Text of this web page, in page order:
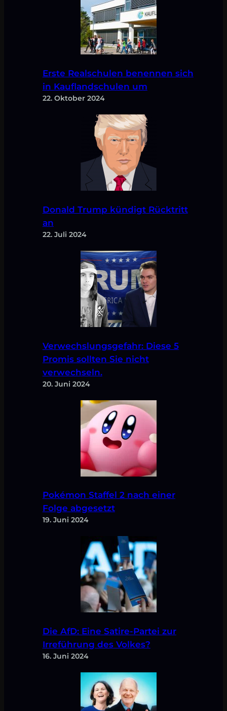
Erste Realschulen benennen sich
in Kauflandschulen um
22. Oktober 2024
Donald Trump kündigt Rücktritt
an
22. Juli 2024
Verwechslungsgefahr: Diese 5
Promis sollten Sie nicht
verwechseln.
20. Juni 2024
Pokémon Staffel 2 nach einer
Folge abgesetzt
19. Juni 2024
Die AfD: Eine Satire-Partei zur
Irreführung des Volkes?
16. Juni 2024